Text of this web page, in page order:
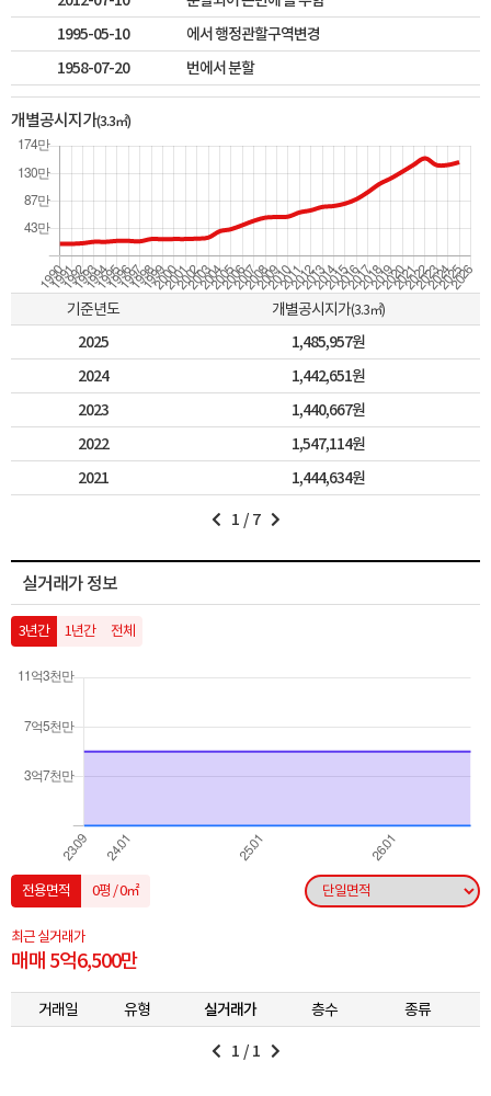
1995-05-10
에서 행정관할구역변경
1958-07-20
번에서 분할
개별공시지가(3.3㎡)
기준년도 개별공시지가(3.3㎡)
2025
1,485,957원
2024
1,442,651원
2023
1,440,667원
2022
1,547,114원
2021
1,444,634원
1 / 7
실거래가 정보
3년간 1년간 전체
전용면적 0평 / 0㎡
최근 실거래가
매매 5억6,500만
거래일 유형 실거래가 층수 종류
1 / 1